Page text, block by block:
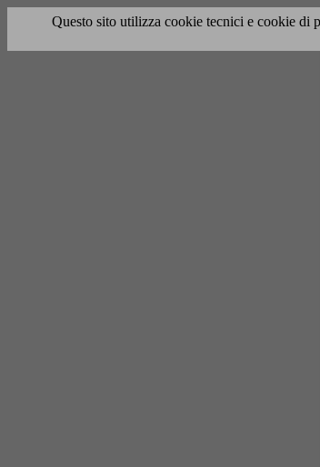
Questo sito utilizza cookie tecnici e cookie di